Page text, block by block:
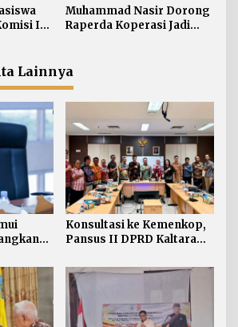
IV
Muhammad Nasir Dorong
Raperda Koperasi Jadi
Lainnya
Konsultasi ke Kemenkop,
Pansus II DPRD Kaltara